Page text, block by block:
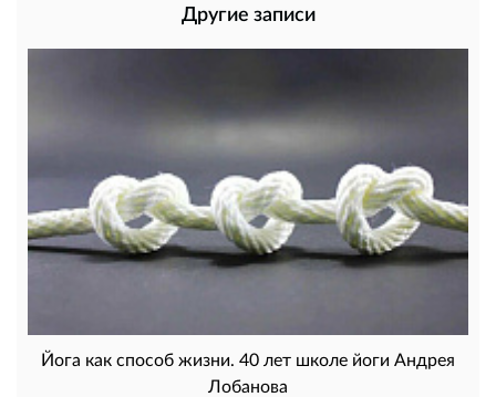
Другие записи
Йога как способ жизни. 40 лет школе йоги Андрея
Лобанова